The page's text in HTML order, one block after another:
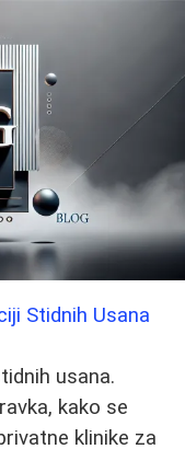
Stidnih Usana
usana.
kako se
klinike za